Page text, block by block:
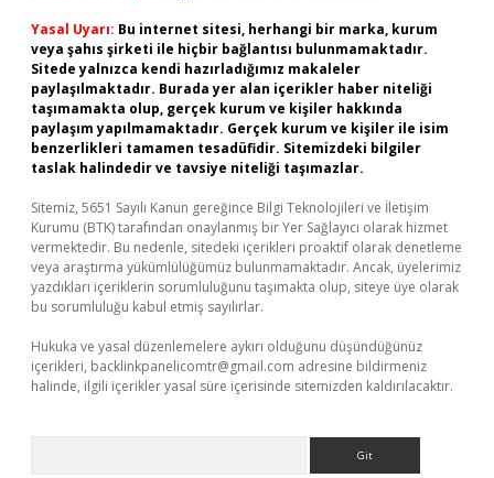
Yasal Uyarı: Bu internet sitesi, herhangi bir marka, kurum
veya şahıs şirketi ile hiçbir bağlantısı bulunmamaktadır.
Sitede yalnızca kendi hazırladığımız makaleler
paylaşılmaktadır. Burada yer alan içerikler haber niteliği
taşımamakta olup, gerçek kurum ve kişiler hakkında
paylaşım yapılmamaktadır. Gerçek kurum ve kişiler ile isim
benzerlikleri tamamen tesadüfidir. Sitemizdeki bilgiler
taslak halindedir ve tavsiye niteliği taşımazlar.
Sitemiz, 5651 Sayılı Kanun gereğince Bilgi Teknolojileri ve İletişim
Kurumu (BTK) tarafından onaylanmış bir Yer Sağlayıcı olarak hizmet
vermektedir. Bu nedenle, sitedeki içerikleri proaktif olarak denetleme
veya araştırma yükümlülüğümüz bulunmamaktadır. Ancak, üyelerimiz
yazdıkları içeriklerin sorumluluğunu taşımakta olup, siteye üye olarak
bu sorumluluğu kabul etmiş sayılırlar.
Hukuka ve yasal düzenlemelere aykırı olduğunu düşündüğünüz
içerikleri, backlinkpanelicomtr@gmail.com adresine bildirmeniz
halinde, ilgili içerikler yasal süre içerisinde sitemizden kaldırılacaktır.